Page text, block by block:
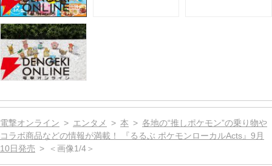
電撃オンライン エンタメ 本
各地の“推しポケモン”の乗り物や
コラボ商品などの情報が満載！ 『るるぶ ポケモンローカルActs』9月
10日発売
＜画像1/4＞